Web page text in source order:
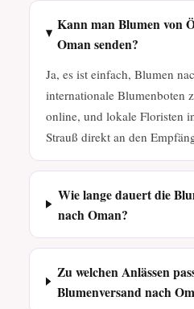
Kann man Blumen von
Oman senden?
Ja, es ist einfach, Blumen
internationale Blumenboten
online, und lokale Floristen
Strauß direkt an den
Wie lange dauert die
nach Oman?
Zu welchen Anlässen
Blumenversand nach